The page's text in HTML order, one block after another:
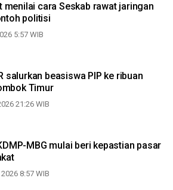
menilai cara Seskab rawat jaringan
politisi
5:57 WIB
salurkan beasiswa PIP ke ribuan
Timur
21:26 WIB
MBG mulai beri kepastian pasar
8:57 WIB